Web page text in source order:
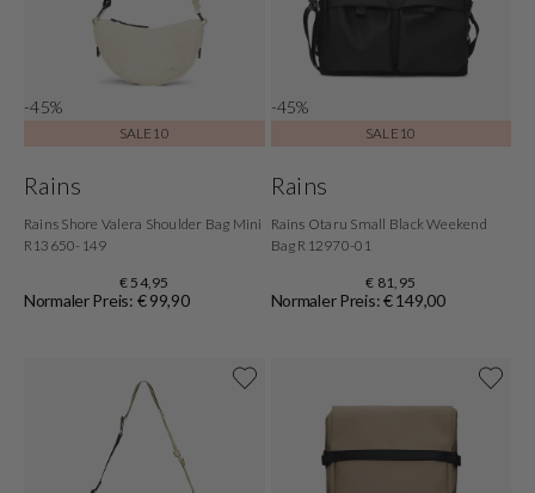
-45%
SALE10
Rains
Rains Shore Valera Shoulder Bag Mini
R13650-149
€ 54,95
Normaler Preis: € 99,90
-45%
SALE10
Rains
Rains Otaru Small Black Weekend
Bag R12970-01
€ 81,95
Normaler Preis: € 149,00